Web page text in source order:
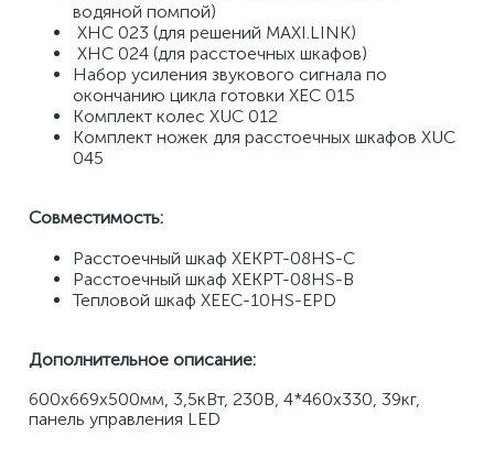
водяной помпой)
XHC 023 (для решений MAXI.LINK)
XHC 024 (для расстоечных шкафов)
Набор усиления звукового сигнала по
окончанию цикла готовки XEC 015
Комплект колес XUC 012
Комплект ножек для расстоечных шкафов XUC
045
Совместимость:
Расстоечный шкаф XEKPT-08HS-C
Расстоечный шкаф XEKPT-08HS-B
Тепловой шкаф XEEC-10HS-EPD
Дополнительное описание:
600x669x500мм, 3,5кВт, 230В, 4*460x330, 39кг,
панель управления LED